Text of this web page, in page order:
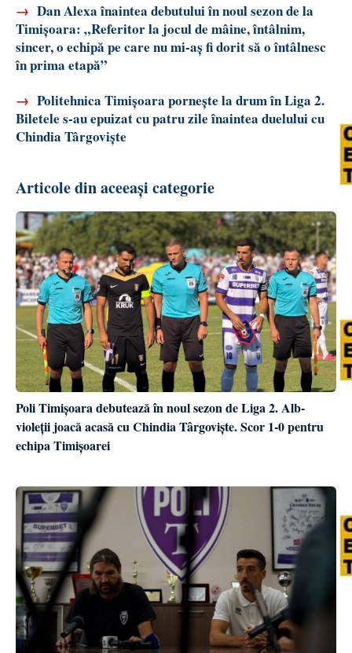
→ Dan Alexa înaintea debutului în noul sezon de la
Timișoara: „Referitor la jocul de mâine, întâlnim,
sincer, o echipă pe care nu mi-aș fi dorit să o întâlnesc
în prima etapă”
→ Politehnica Timișoara pornește la drum în Liga 2.
Biletele s-au epuizat cu patru zile înaintea duelului cu
Chindia Târgoviște
Articole din aceeași categorie
Poli Timișoara debutează în noul sezon de Liga 2. Alb-
violeții joacă acasă cu Chindia Târgoviște. Scor 1-0 pentru
echipa Timișoarei